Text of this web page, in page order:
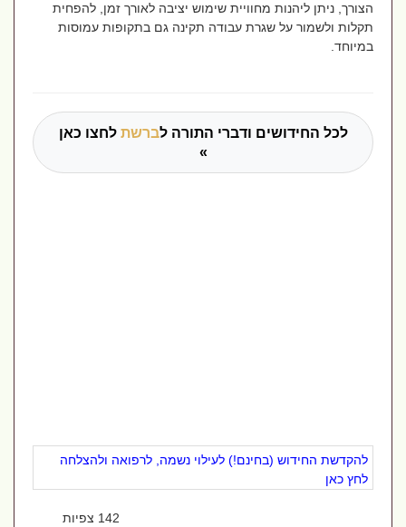
הצורך, ניתן ליהנות מחוויית שימוש יציבה לאורך זמן, להפחית
תקלות ולשמור על שגרת עבודה תקינה גם בתקופות עמוסות
במיוחד.
לכל החידושים ודברי התורה לברשתלחצו כאן
להקדשת החידוש (בחינם!) לעילוי נשמה, לרפואה ולהצלחה
לחץ כאן
142 צפיות